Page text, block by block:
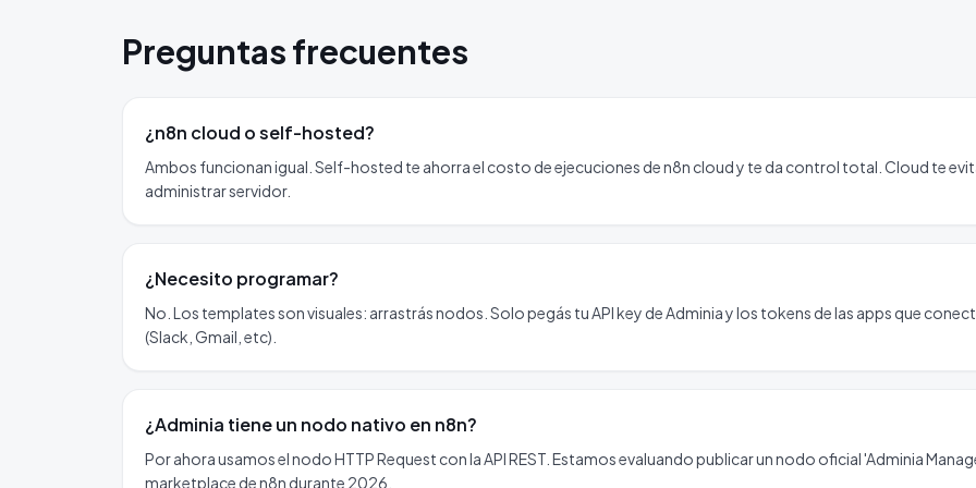
Preguntas frecuentes
¿n8n cloud o self-hosted?
Ambos funcionan igual. Self-hosted te ahorra el costo de ejecuciones de n8n cloud y te da control total. Cloud te
administrar servidor.
¿Necesito programar?
No. Los templates son visuales: arrastrás nodos. Solo pegás tu API key de Adminia y los tokens de las apps que
(Slack, Gmail, etc).
¿Adminia tiene un nodo nativo en n8n?
Por ahora usamos el nodo HTTP Request con la API REST. Estamos evaluando publicar un nodo oficial 'Adminia
marketplace de n8n durante 2026.